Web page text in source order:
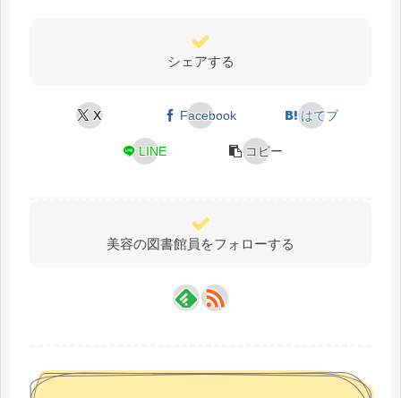
シェアする
X Facebook はてブ
LINE コピー
美容の図書館員をフォローする